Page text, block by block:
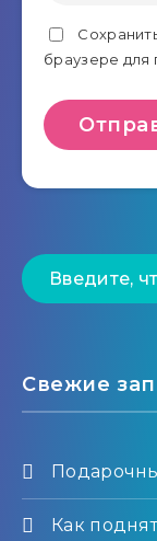
браузере
Свежие
Как